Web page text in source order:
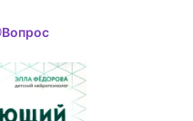
Вопрос